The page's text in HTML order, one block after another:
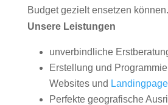
Budget gezielt ensetzen können.
Unsere Leistungen
unverbindliche
Erstellung und
Websites und
Perfekte geografische